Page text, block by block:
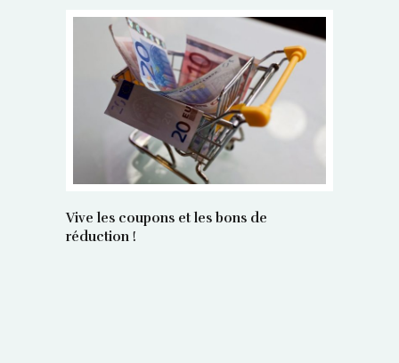
Vive les coupons et les bons de
réduction !